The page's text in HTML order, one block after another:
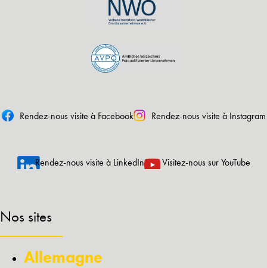
Rendez-nous visite à Facebook Rendez-nous visite à Instagram
Rendez-nous visite à LinkedIn Visitez-nous sur YouTube
Nos sites
Allemagne